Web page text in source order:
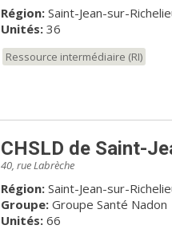
Région: Saint-Jean-sur-
Unités:36
Ressource intermédiaire (RI)
CHSLD de Saint-
40, rue Labrèche
Région: Saint-Jean-sur-
Groupe: Groupe Santé Nadon
Unités:66